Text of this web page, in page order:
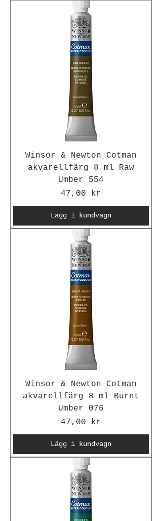
Winsor & Newton Cotman
akvarellfärg 8 ml Raw
Umber 554
Pris
47,00 kr
Lägg i kundvagn
Winsor & Newton Cotman
akvarellfärg 8 ml Burnt
Umber 076
Pris
47,00 kr
Lägg i kundvagn